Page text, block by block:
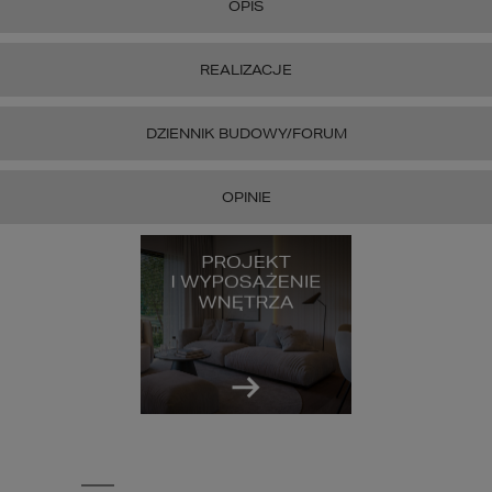
OPIS
REALIZACJE
DZIENNIK BUDOWY/FORUM
OPINIE